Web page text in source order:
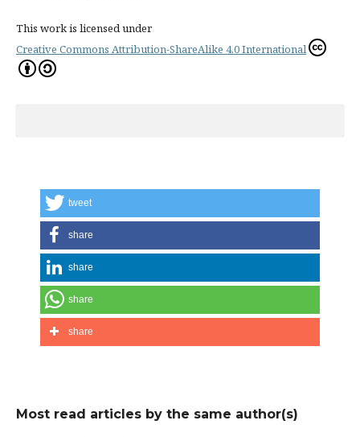
This work is licensed under
Creative Commons Attribution-ShareAlike 4.0 International
tweet
share
share
share
share
Most read articles by the same author(s)